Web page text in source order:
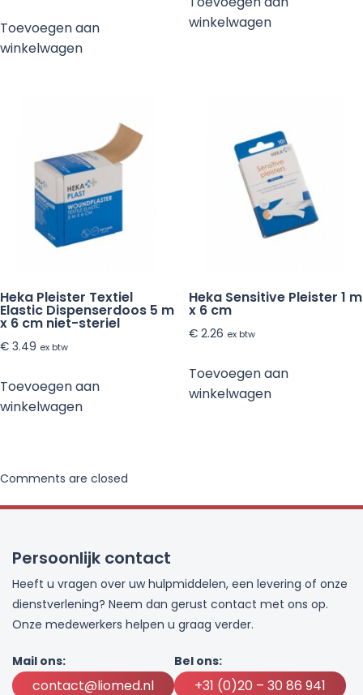
Toevoegen aan
winkelwagen
winkelwagen
Heka Pleister Textiel
Elastic Dispenserdoos 5 m
x 6 cm niet-steriel
€ 3.49 ex btw
Toevoegen aan
winkelwagen
Heka Sensitive Pleister 1 m
x 6 cm
€2.26 ex btw
Toevoegen aan
winkelwagen
Comments are closed
Persoonlijk contact
Heeft u vragen over uw hulpmiddelen, een levering of onze
dienstverlening? Neem dan gerust contact met ons op.
Onze medewerkers helpen u graag verder.
Mail ons:
contact@liomed.nl
Bel ons:
+31 (0)20 – 30 86 941